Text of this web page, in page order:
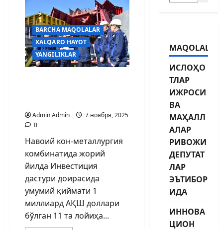
BARCHA MAQOLALAR
XALQARO HAYOT
YANGILIKLAR
Admin Admin
7 ноября, 2025
0
Навоий кон-металлургия
комбинатида жорий
йилда Инвестиция
дастури доирасида
умумий қиймати 1
миллиард АҚШ доллари
бўлган 11 та лойиҳа...
MAQOLALAR
ИСЛОҲО
ТЛАР
ИЖРОСИ
ВА
МАҲАЛЛ
АЛАР
РИВОЖИ
ДЕПУТАТ
ЛАР
ЭЪТИБОР
ИДА
ИННОВА
ЦИОН